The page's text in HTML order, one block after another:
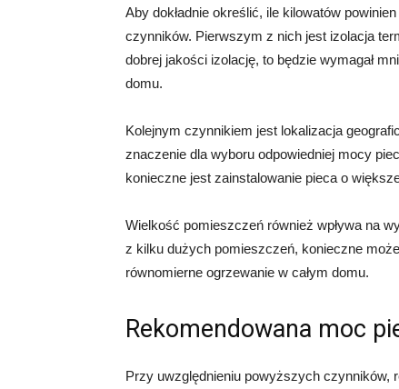
Aby dokładnie określić, ile kilowatów
czynników. Pierwszym z nich jest izolacja
dobrej jakości izolację, to będzie wymagał
domu.
Kolejnym czynnikiem jest lokalizacja
znaczenie dla wyboru odpowiedniej mocy
konieczne jest zainstalowanie pieca o
Wielkość pomieszczeń również wpływa na
z kilku dużych pomieszczeń, konieczne
równomierne ogrzewanie w całym domu.
Rekomendowana moc
Przy uwzględnieniu powyższych czynników,